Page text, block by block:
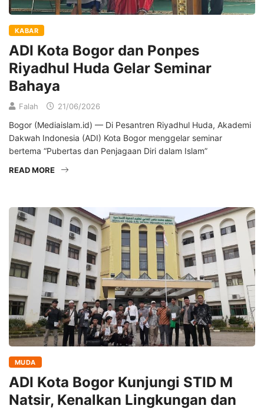
KABAR
ADI Kota Bogor dan Ponpes
Riyadhul Huda Gelar Seminar
Bahaya
Falah 21/06/2026
Bogor (Mediaislam.id) — Di Pesantren Riyadhul Huda, Akademi
Dakwah Indonesia (ADI) Kota Bogor menggelar seminar
bertema “Pubertas dan Penjagaan Diri dalam Islam”
READ MORE
MUDA
ADI Kota Bogor Kunjungi STID M
Natsir, Kenalkan Lingkungan dan